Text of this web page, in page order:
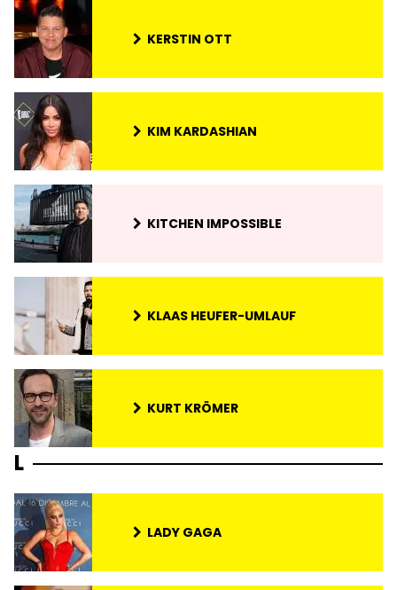
KERSTIN OTT
KIM KARDASHIAN
KITCHEN IMPOSSIBLE
KLAAS HEUFER-UMLAUF
KURT KRÖMER
L
LADY GAGA